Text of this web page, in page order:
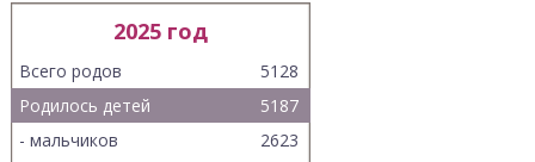
2025 год
Всего родов
5128
Родилось детей
5187
- мальчиков
2623